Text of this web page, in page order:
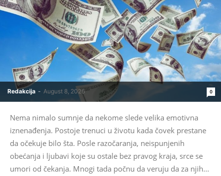
Redakcija - August 8, 2026 0
Nema nimalo sumnje da nekome slede velika emotivna
iznenađenja. Postoje trenuci u životu kada čovek prestane
da očekuje bilo šta. Posle razočaranja, neispunjenih
obećanja i ljubavi koje su ostale bez pravog kraja, srce se
umori od čekanja. Mnogi tada počnu da veruju da za njih...